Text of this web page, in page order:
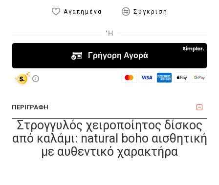
Αγαπημένα Σύγκριση
ΠΕΡΙΓΡΑΦΗ
Στρογγυλός χειροποίητος δίσκος
από καλάμι: natural boho αισθητική
με αυθεντικό χαρακτήρα